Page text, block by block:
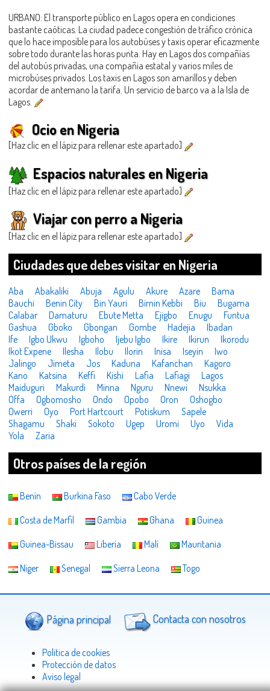
URBANO: El transporte público en Lagos opera en condiciones
bastante caóticas. La ciudad padece congestión de tráfico crónica
que lo hace imposible para los autobúses y taxis operar eficazmente
sobre todo durante las horas punta. Hay en Lagos dos compañías
del autobús privadas, una compañia estatal y varios miles de
microbúses privados. Los taxis en Lagos son amarillos y deben
acordar de antemano la tarifa. Un servicio de barco va a la Isla de
Lagos.
Ocio en Nigeria
[Haz clic en el lápiz para rellenar este apartado]
Espacios naturales en Nigeria
[Haz clic en el lápiz para rellenar este apartado]
Viajar con perro a Nigeria
[Haz clic en el lápiz para rellenar este apartado]
Ciudades que debes visitar en Nigeria
Aba Abakaliki Abuja Agulu Akure Azare
Bama
Bauchi
Benin City Bin Yauri Birnin Kebbi Biu
Bugama
Calabar
Damaturu Ebute Metta Ejigbo Enugu
Funtua
Gashua
Gboko Gbongan Gombe Hadejia
Ibadan
Ife
Igbo Ukwu Igboho Ijebu Igbo Ikire Ikirun
Ikorodu
Ikot Expene
Ilesha Ilobu Ilorin Inisa Iseyin
Iwo
Jalingo
Jimeta Jos Kaduna Kafanchan
Kagoro
Kano
Katsina Keffi Kishi Lafia Lafiagi
Lagos
Maiduguri
Makurdi Minna Nguru Nnewi
Nsukka
Offa
Ogbomosho Ondo Opobo Oron
Oshogbo
Owerri
Oyo Port Hartcourt Potiskum
Sapele
Shagamu
Shaki Sokoto Ugep Uromi Uyo
Vida
Yola
Zaria
Otros países de la región
Benín Burkina Faso
Cabo Verde
Costa de Marfil
Gambia Ghana
Guinea
Guinea-Bissau
Liberia Malí
Mauritania
Níger
Senegal Sierra Leona Togo
Página principal Contacta con nosotros
Politica de cookies
Protección de datos
Aviso legal